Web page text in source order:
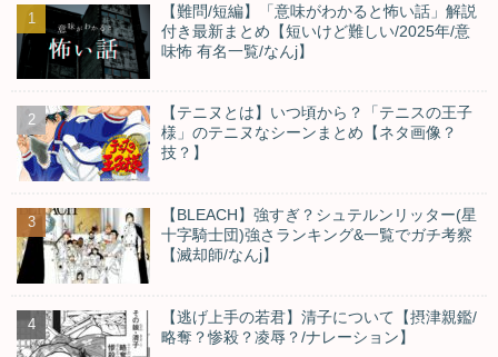
【難問/短編】「意味がわかると怖い話」解説
付き最新まとめ【短いけど難しい/2025年/意
味怖 有名一覧/なんj】
【テニヌとは】いつ頃から？「テニスの王子
様」のテニヌなシーンまとめ【ネタ画像？
技？】
【BLEACH】強すぎ？シュテルンリッター(星
十字騎士団)強さランキング&一覧でガチ考察
【滅却師/なんj】
【逃げ上手の若君】清子について【摂津親鑑/
略奪？惨殺？凌辱？/ナレーション】